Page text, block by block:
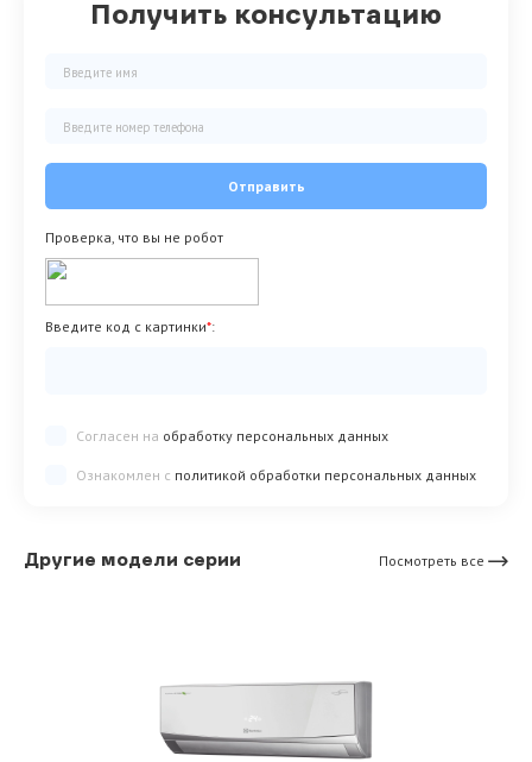
Получить консультацию
Отправить
Проверка, что вы не робот
Введите код с картинки*:
Согласен на обработку персональных данных
Ознакомлен с политикой обработки персональных данных
Другие модели серии Посмотреть все